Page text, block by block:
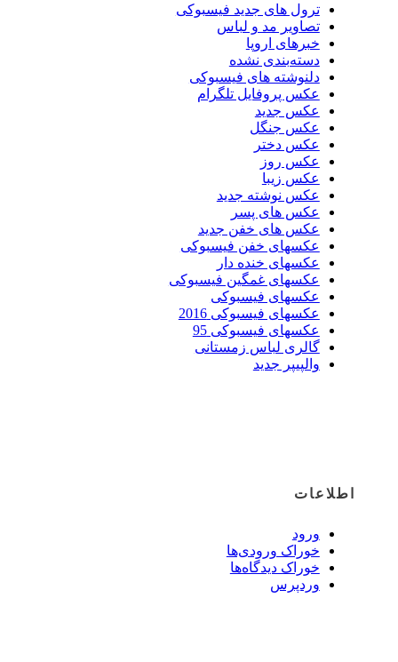
ترول های جدید فیسبوکی
تصاویر مد و لباس
خبرهای اروپا
دسته‌بندی نشده
دلنوشته های فیسبوکی
عکس پروفایل تلگرام
عکس جدید
عکس جنگل
عکس دختر
عکس روز
عکس زیبا
عکس نوشته جدید
عکس های پسر
عکس های خفن جدید
عکسهای خفن فیسبوکی
عکسهای خنده دار
عکسهای غمگین فیسبوکی
عکسهای فیسبوکی
عکسهای فیسبوکی 2016
عکسهای فیسبوکی 95
گالری لباس زمستانی
والپیپر جدید
اطلاعات
ورود
خوراک ورودی‌ها
خوراک دیدگاه‌ها
وردپرس